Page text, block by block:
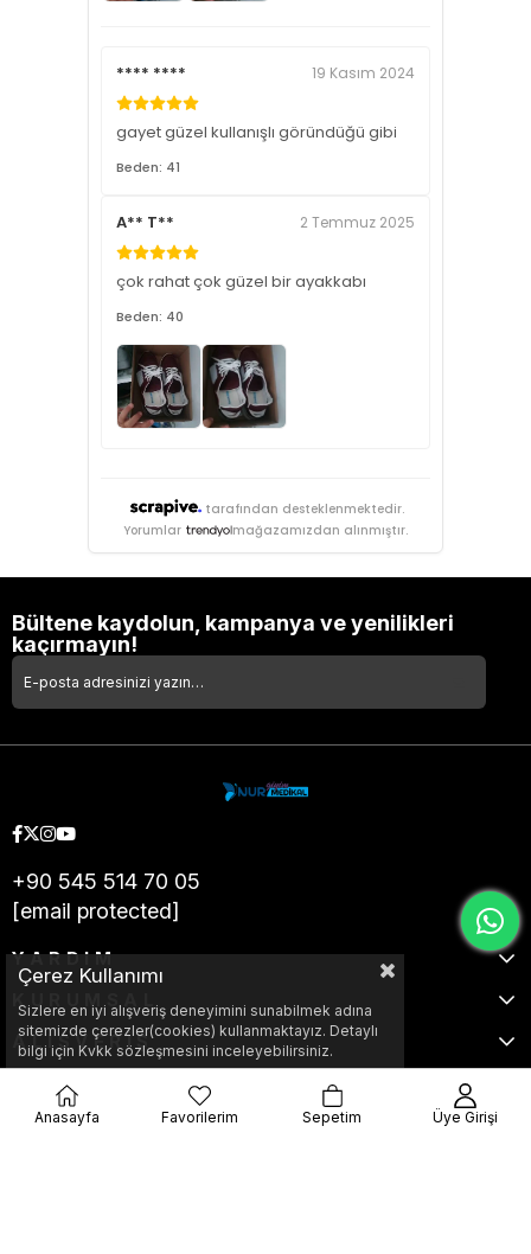
**** **** 19 Kasım 2024
gayet güzel kullanışlı göründüğü gibi
Beden: 41
A** T** 2 Temmuz 2025
çok rahat çok güzel bir ayakkabı
Beden: 40
tarafından desteklenmektedir.
Yorumlar
mağazamızdan alınmıştır.
Bültene kaydolun, kampanya ve yenilikleri
kaçırmayın!
+90 545 514 70 05
[email protected]
YARDIM
ALIŞVERİŞ
Çerez Kullanımı
Sizlere en iyi alışveriş deneyimini sunabilmek adına
sitemizde çerezler(cookies) kullanmaktayız. Detaylı
bilgi için Kvkk sözleşmesini inceleyebilirsiniz.
Anasayfa Favorilerim Sepetim Üye Girişi